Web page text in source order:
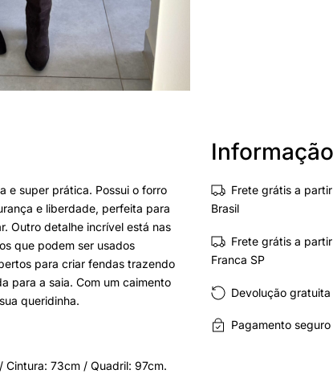
e super prática. Possui o forro
e liberdade, perfeita para
Outro detalhe incrível está nas
que podem ser usados
para criar fendas trazendo
para a saia. Com um caimento
queridinha.
Cintura: 73cm / Quadril: 97cm.
Informação
Frete grátis a
Brasil
Frete grátis a
Franca SP
Devolução
Pagamento seguro